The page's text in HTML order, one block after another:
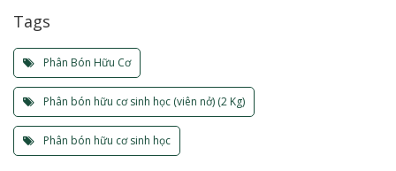
Cung cấp đầy đủ các dưỡng chất thiết yếu cho cây trồng;
Cải thiện hóa lý của đất, tăng khả năng giữ nước, chống rửa
trôi phân hóa học. Giúp đất tơi xốp, thông khí tốt, cây ra rễ
mạnh;
Giúp phân hủy nhanh xác thực vật, tăng lượng mùn của đất;
Tags
Phân Bón Hữu Cơ
Phân bón hữu cơ sinh học (viên nở) (2 Kg)
Phân bón hữu cơ sinh học